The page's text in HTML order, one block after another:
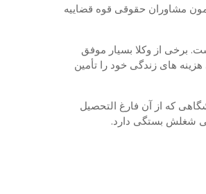
مشاوران حقوقی قوه قضاییه
برخی از وکلا بسیار موفق
های زندگی خود را تأمین
که از آن فارغ التحصیل
شغلش بستگی دارد.